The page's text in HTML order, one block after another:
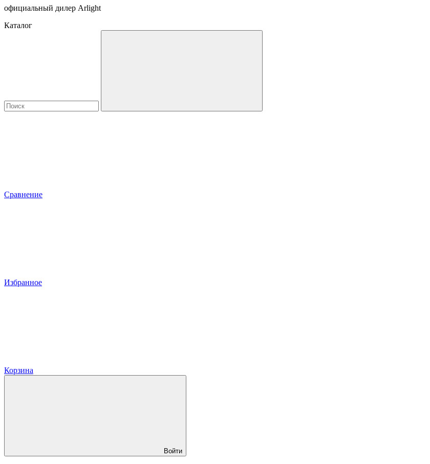
официальный дилер Arlight
Каталог
Сравнение
Избранное
Корзина
Войти